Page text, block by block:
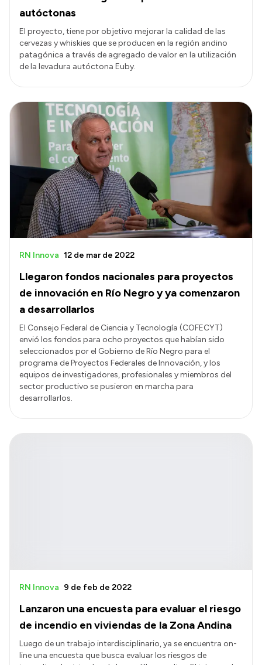
autóctonas
El proyecto, tiene por objetivo mejorar la calidad de las
cervezas y whiskies que se producen en la región andino
patagónica a través de agregado de valor en la utilización
de la levadura autóctona Euby.
Llegaron fondos nacionales para proyectos
de innovación en Río Negro y ya comenzaron
a desarrollarlos
RN Innova 12 de mar de 2022
El Consejo Federal de Ciencia y Tecnología (COFECYT)
envió los fondos para ocho proyectos que habían sido
seleccionados por el Gobierno de Río Negro para el
programa de Proyectos Federales de Innovación, y los
equipos de investigadores, profesionales y miembros del
sector productivo se pusieron en marcha para
desarrollarlos.
Lanzaron una encuesta para evaluar el riesgo
de incendio en viviendas de la Zona Andina
RN Innova 9 de feb de 2022
Luego de un trabajo interdisciplinario, ya se encuentra on-
line una encuesta que busca evaluar los riesgos de